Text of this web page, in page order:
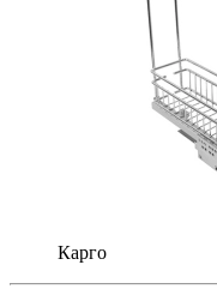
Карго